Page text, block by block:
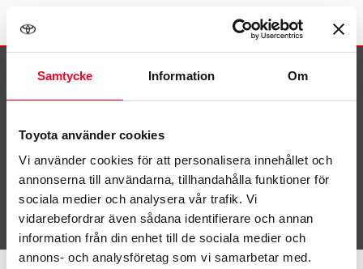
Samtycke Information Om
Toyota använder cookies
Vi använder cookies för att personalisera innehållet och
annonserna till användarna, tillhandahålla funktioner för
sociala medier och analysera vår trafik. Vi
vidarebefordrar även sådana identifierare och annan
information från din enhet till de sociala medier och
annons- och analysföretag som vi samarbetar med.
Avvikande öppettider
Ring till din lokala verkstad för att vara säker på när vi har
öppet.Här hittar du våra öppettider.
Toyota.se
Kontakta oss